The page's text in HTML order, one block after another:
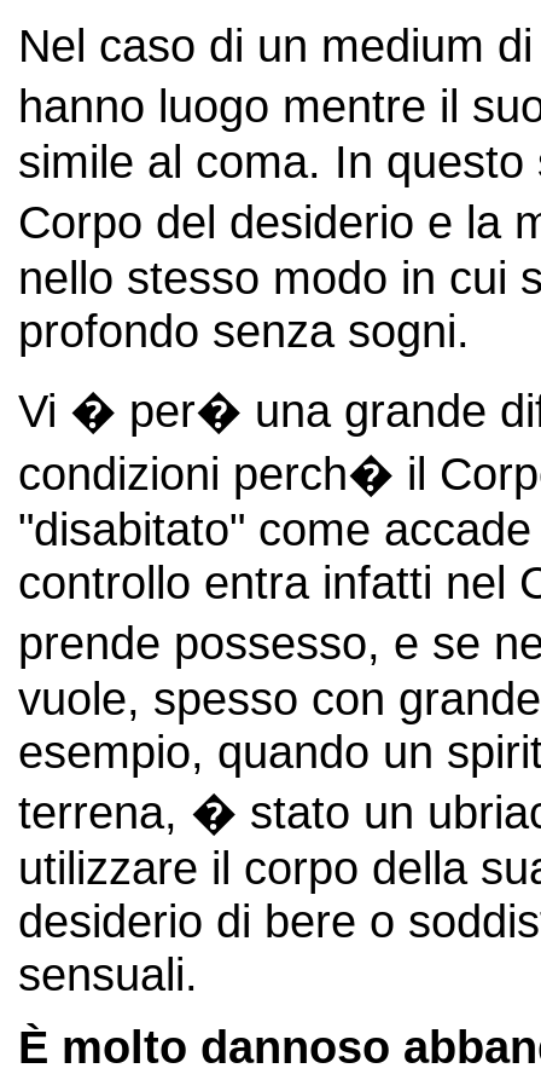
Nel caso di un medium
hanno luogo mentre il
simile al coma. In
Corpo del desiderio e la
nello stesso modo in cui
profondo senza sogni.
Vi � per� una grande
condizioni perch� il
"disabitato" come
controllo entra infatti nel
prende possesso, e se
vuole, spesso con
esempio, quando un
terrena, � stato un
utilizzare il corpo della
desiderio di bere o
sensuali.
È molto dannoso